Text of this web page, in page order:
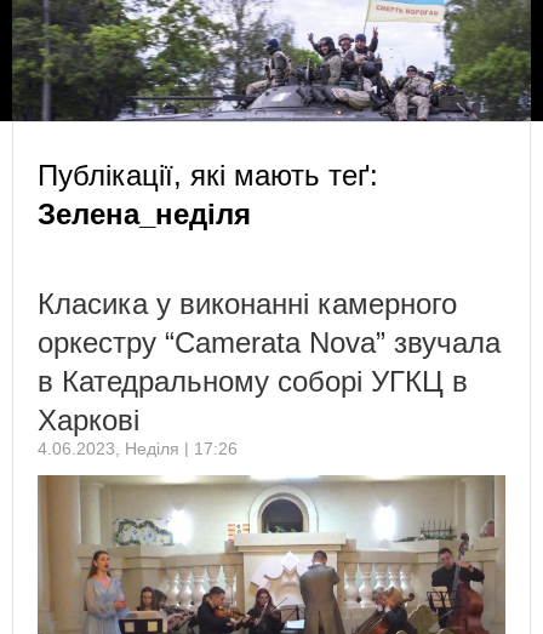
Публікації, які мають теґ:
Зелена_неділя
Класика у виконанні камерного
оркестру “Camerata Nova” звучала
в Катедральному соборі УГКЦ в
Харкові
4.06.2023, Неділя | 17:26